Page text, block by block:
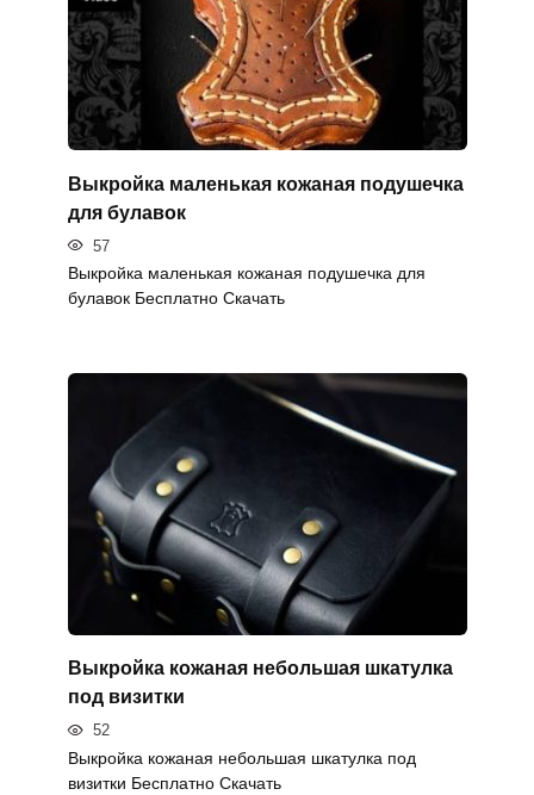
Выкройка маленькая кожаная подушечка
для булавок
57
Выкройка маленькая кожаная подушечка для
булавок Бесплатно Скачать
Выкройка кожаная небольшая шкатулка
под визитки
52
Выкройка кожаная небольшая шкатулка под
визитки Бесплатно Скачать